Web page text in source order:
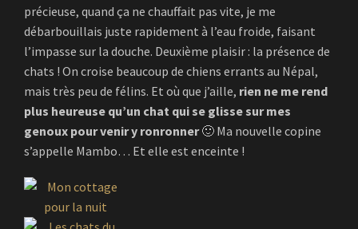
précieuse, quand ça ne chauffait pas vite, je me
débarbouillais juste rapidement à l’eau froide, faisant
l’impasse sur la douche. Deuxième plaisir : la présence de
chats ! On croise beaucoup de chiens errants au Népal,
mais très peu de félins. Et où que j’aille, rien ne me rend
plus heureuse qu’un chat qui se glisse sur mes
genoux pour venir y ronronner🙂 Ma nouvelle copine
s’appelle Mambo… Et elle est enceinte !